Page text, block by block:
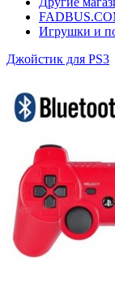
Игрушки и
Джойстик для PS3